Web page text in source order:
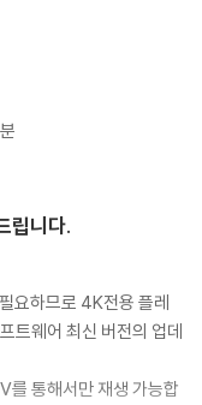
립니다.
요하므로 4K전용 플레
트웨어 최신 버전의 업데
통해서만 재생 가능합